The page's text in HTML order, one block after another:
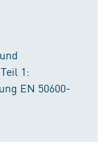
1:
EN 50600-